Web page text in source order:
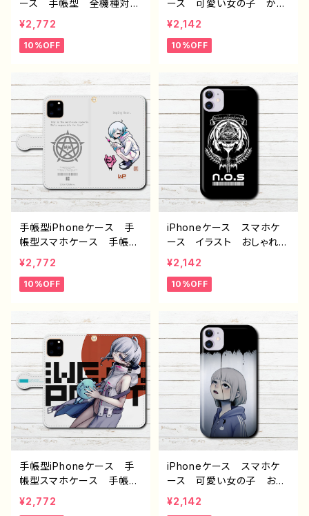
ース 手帳型 全機種対
応 可愛い女の子 おしゃ
れ服 かっこいい女子 イ
ラスト 病みかわいい メ
one17/16/15/14/13 AQU
OS Xperia Galaxy O
PPO Android アンドロ
イド ケース おすすめ
個性的 JK 女子高校
生 セーラー服 銀髪 ツ
インテール パーカー 人
気 イラストレーター 絵
師 クリエイター グッ
ズ タイトル：柴田ヰコpatt
ern17 作：柴田ヰコ G-6
¥2,772
10%OFF
ース 可愛い女の子 かっ
こいい女子 おしゃれ イ
ラスト 病みかわいい エ
モい 厨二病 クール iP
ixel Galaxy おすすめ
個性的 Android アンド
ロイド ケース 人気 イ
ラストレーター 絵師 ク
リエイター オリジナル デ
ザイン グッズ タイト
ル： 作：柴田ヰコ G-6
¥2,142
10%OFF
手帳型iPhoneケース 手
帳型スマホケース 手帳
型 全機種対応 可愛い女
の子 おしゃれ イラスト
病みかわいい エモい iP
個性的 Android アンド
ロイド ケース 人気 イ
ラストレーター 絵師 ク
リエイター オリジナル デ
ザイン グッズ タイトル：
柴田ヰコpattern4 作：柴
田ヰコ G-6
¥2,772
10%OFF
iPhoneケース スマホケ
ース イラスト おしゃれ
シンプル メンズ 病みか
わいい 中二病 厨二病
高校生 男子 iPhone17/
laxy おすすめ 個性的
Android アンドロイド
ケース 人気 イラストレ
ーター 絵師 クリエイタ
ー オリジナル デザイ
ン グッズ タイトル：柴田
ヰコpattern10 作：柴田ヰ
コ G-6
¥2,142
10%OFF
手帳型iPhoneケース 手
帳型スマホケース 手帳
型 全機種対応 可愛い女
の子 おしゃれ イラスト
¥2,772
iPhoneケース スマホケ
ース 可愛い女の子 おし
ゃれ イラスト 病みかわ
いい エモい メンヘラ i
¥2,142